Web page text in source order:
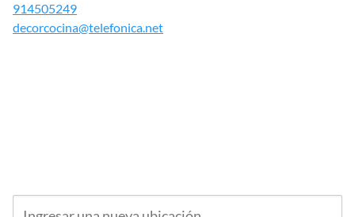
914505249
decorcocina@telefonica.net